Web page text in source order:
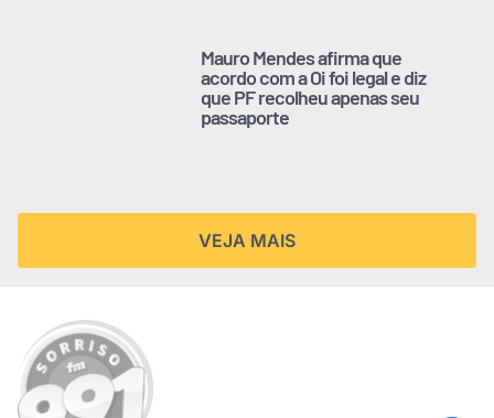
Mauro Mendes afirma que
acordo com a Oi foi legal e diz
que PF recolheu apenas seu
passaporte
VEJA MAIS